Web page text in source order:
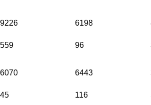
9226
559
6198
96
6070
45
6443
116